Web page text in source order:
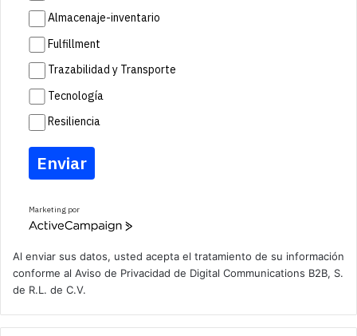
Almacenaje-inventario
Fulfillment
Trazabilidad y Transporte
Tecnología
Resiliencia
Enviar
Marketing por
A
v
e
a
m
Al enviar sus datos, usted acepta el tratamiento de su información
conforme al Aviso de Privacidad de Digital Communications B2B, S.
de R.L. de C.V.